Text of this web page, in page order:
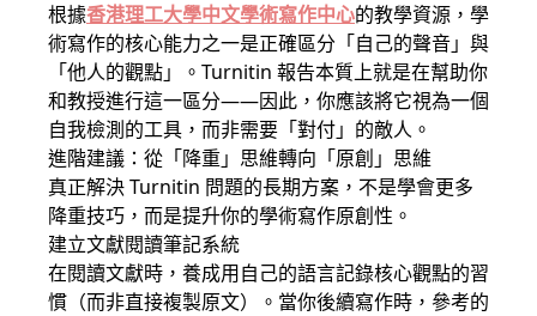
根據香港理工大學中文學術寫作中心的教學資源，學
術寫作的核心能力之一是正確區分「自己的聲音」與
「他人的觀點」。Turnitin 報告本質上就是在幫助你
和教授進行這一區分——因此，你應該將它視為一個
自我檢測的工具，而非需要「對付」的敵人。
進階建議：從「降重」思維轉向「原創」思維
真正解決 Turnitin 問題的長期方案，不是學會更多
降重技巧，而是提升你的學術寫作原創性。
建立文獻閱讀筆記系統
在閱讀文獻時，養成用自己的語言記錄核心觀點的習
慣（而非直接複製原文）。當你後續寫作時，參考的